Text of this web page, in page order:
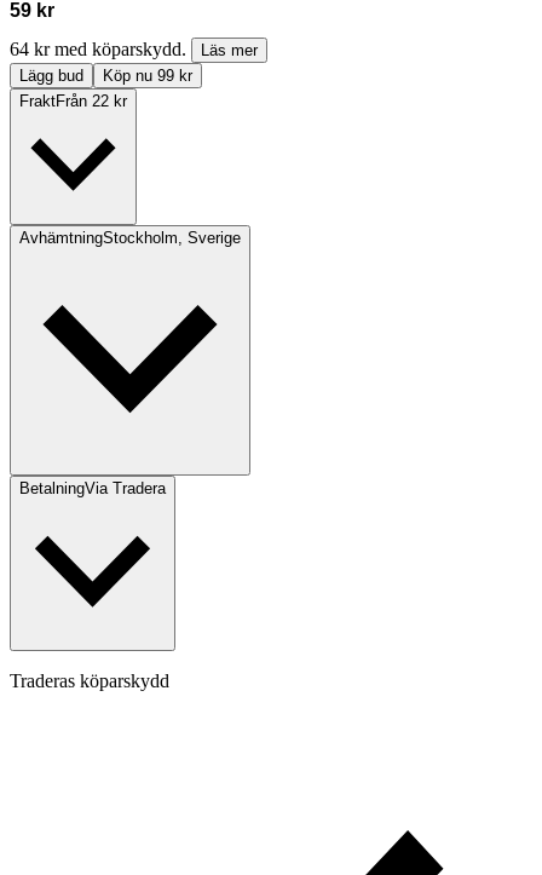
59 kr
64 kr med köparskydd.
Läs mer
Lägg bud
Köp nu 99 kr
FraktFrån 22 kr
AvhämtningStockholm, Sverige
BetalningVia Tradera
Traderas köparskydd